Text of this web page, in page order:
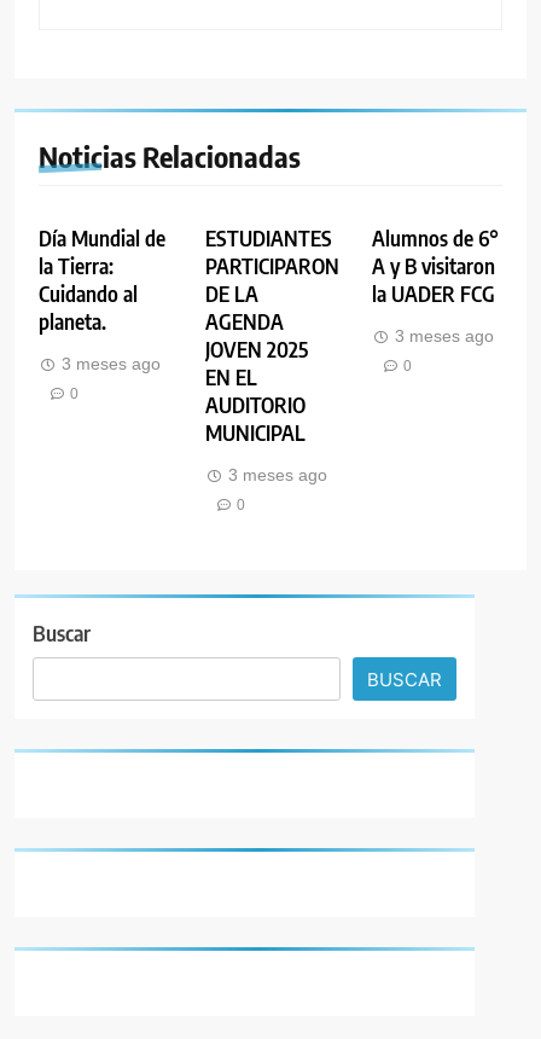
Noticias Relacionadas
Día Mundial de
la Tierra:
Cuidando al
planeta.
3 meses ago
0
ESTUDIANTES
PARTICIPARON
DE LA
AGENDA
JOVEN 2025
EN EL
AUDITORIO
MUNICIPAL
3 meses ago
0
Alumnos de 6°
A y B visitaron
la UADER FCG
3 meses ago
0
Buscar
BUSCAR